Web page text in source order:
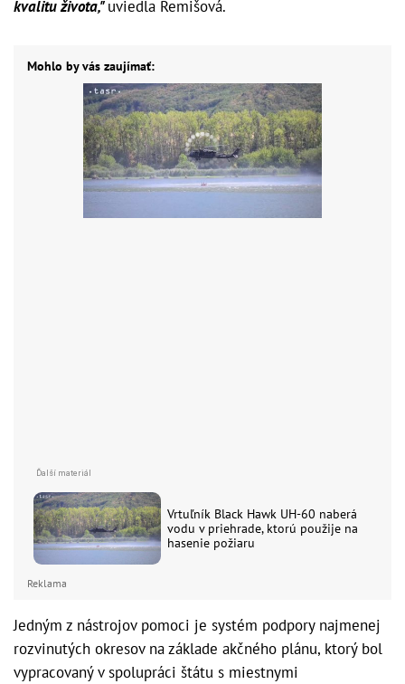
kvalitu života,"uviedla Remišová.
Mohlo by vás zaujímať:
Vrtuľník Black Hawk UH-60 naberá
vodu v priehrade, ktorú použije na
hasenie požiaru
Reklama
Jedným z nástrojov pomoci je systém podpory najmenej
rozvinutých okresov na základe akčného plánu, ktorý bol
vypracovaný v spolupráci štátu s miestnymi